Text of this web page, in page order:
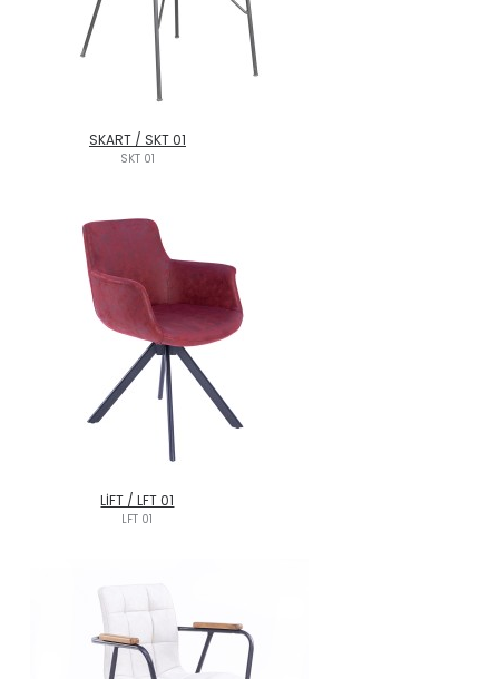
SKART / SKT 01
SKT 01
LİFT / LFT 01
LFT 01